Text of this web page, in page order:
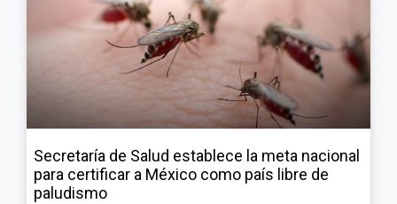
Secretaría de Salud establece la meta nacional
para certificar a México como país libre de
paludismo